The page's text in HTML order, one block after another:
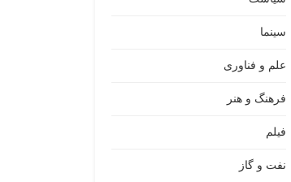
سینما
علم و فناوری
فرهنگ و هنر
فیلم
نفت و گاز